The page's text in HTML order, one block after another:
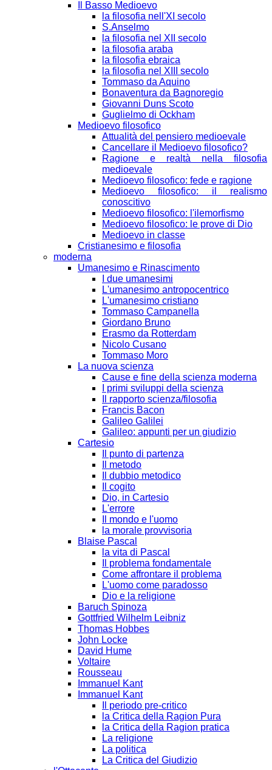
Il Basso Medioevo
la filosofia nell'XI secolo
S.Anselmo
la filosofia nel XII secolo
la filosofia araba
la filosofia ebraica
la filosofia nel XIII secolo
Tommaso da Aquino
Bonaventura da Bagnoregio
Giovanni Duns Scoto
Guglielmo di Ockham
Medioevo filosofico
Attualità del pensiero medioevale
Cancellare il Medioevo filosofico?
Ragione e realtà nella filosofia
medioevale
Medioevo filosofico: fede e ragione
Medioevo filosofico: il realismo
conoscitivo
Medioevo filosofico: l'ilemorfismo
Medioevo filosofico: le prove di Dio
Medioevo in classe
Cristianesimo e filosofia
moderna
Umanesimo e Rinascimento
I due umanesimi
L'umanesimo antropocentrico
L'umanesimo cristiano
Tommaso Campanella
Giordano Bruno
Erasmo da Rotterdam
Nicolo Cusano
Tommaso Moro
La nuova scienza
Cause e fine della scienza moderna
I primi sviluppi della scienza
Il rapporto scienza/filosofia
Francis Bacon
Galileo Galilei
Galileo: appunti per un giudizio
Cartesio
Il punto di partenza
Il metodo
Il dubbio metodico
Il cogito
Dio, in Cartesio
L'errore
Il mondo e l'uomo
la morale provvisoria
Blaise Pascal
la vita di Pascal
Il problema fondamentale
Come affrontare il problema
L'uomo come paradosso
Dio e la religione
Baruch Spinoza
Gottfried Wilhelm Leibniz
Thomas Hobbes
John Locke
David Hume
Voltaire
Rousseau
Immanuel Kant
Immanuel Kant
Il periodo pre-critico
la Critica della Ragion Pura
la Critica della Ragion pratica
La religione
La politica
La Critica del Giudizio